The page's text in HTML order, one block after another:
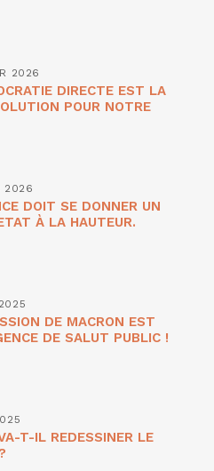
2026
DIRECTE EST LA
POUR NOTRE
2026
DOIT SE DONNER UN
À LA HAUTEUR.
DE MACRON EST
DE SALUT PUBLIC !
T-IL REDESSINER LE